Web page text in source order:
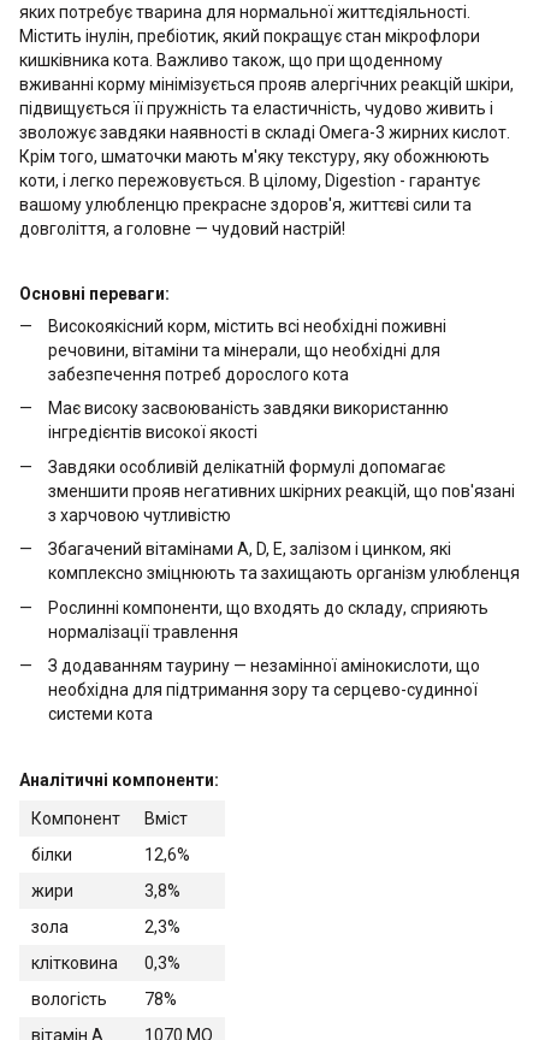
яких потребує тварина для нормальної життєдіяльності.
Містить інулін, пребіотик, який покращує стан мікрофлори
кишківника кота. Важливо також, що при щоденному
вживанні корму мінімізується прояв алергічних реакцій шкіри,
підвищується її пружність та еластичність, чудово живить і
зволожує завдяки наявності в складі Омега-3 жирних кислот.
Крім того, шматочки мають м'яку текстуру, яку обожнюють
коти, і легко пережовується. В цілому, Digestion - гарантує
вашому улюбленцю прекрасне здоров'я, життєві сили та
довголіття, а головне — чудовий настрій!
Основні переваги:
Високоякісний корм, містить всі необхідні поживні
речовини, вітаміни та мінерали, що необхідні для
забезпечення потреб дорослого кота
Має високу засвоюваність завдяки використанню
інгредієнтів високої якості
Завдяки особливій делікатній формулі допомагає
зменшити прояв негативних шкірних реакцій, що пов'язані
з харчовою чутливістю
Збагачений вітамінами А, D, Е, залізом і цинком, які
комплексно зміцнюють та захищають організм улюбленця
Рослинні компоненти, що входять до складу, сприяють
нормалізації травлення
З додаванням таурину — незамінної амінокислоти, що
необхідна для підтримання зору та серцево-судинної
системи кота
Аналітичні компоненти:
Компонент
Вміст
білки
12,6%
жири
3,8%
зола
2,3%
клітковина
0,3%
вологість
78%
вітамін А
1070 МО